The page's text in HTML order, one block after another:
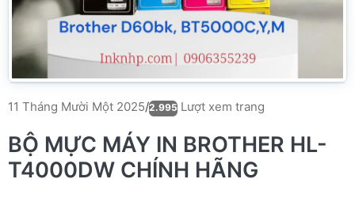
11 Tháng Mười Một 2025/2.995 Lượt xem trang
BỘ MỰC MÁY IN BROTHER HL-
T4000DW CHÍNH HÃNG